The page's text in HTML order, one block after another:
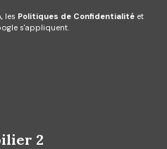
les Politiques de Confidentialité et
s'appliquent.
2